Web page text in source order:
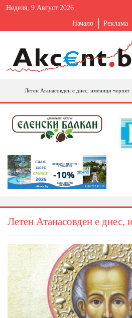
Неделя, 9 Август 2026
Начало Реклама
Летен Атанасовден е днес, именици черпят
Летен Атанасовден е днес,